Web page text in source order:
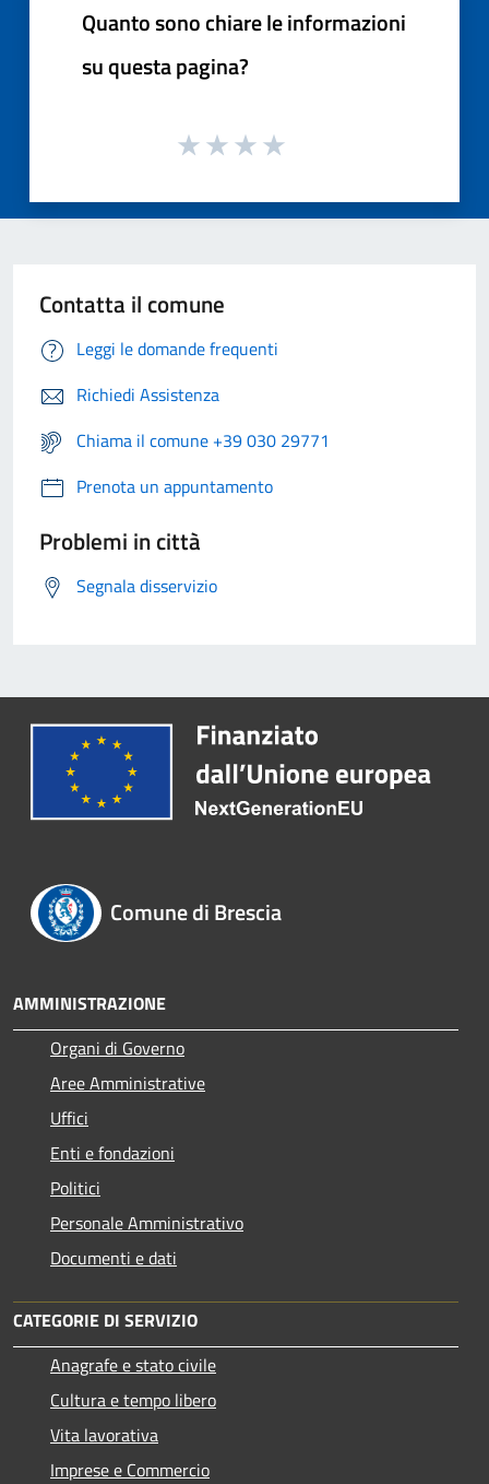
Quanto sono chiare le informazioni
su questa pagina?
Contatta il comune
Leggi le domande frequenti
Richiedi Assistenza
Chiama il comune +39 030 29771
Prenota un appuntamento
Problemi in città
Segnala disservizio
Comune di Brescia
AMMINISTRAZIONE
Organi di Governo
Aree Amministrative
Uffici
Enti e fondazioni
Politici
Personale Amministrativo
Documenti e dati
CATEGORIE DI SERVIZIO
Anagrafe e stato civile
Cultura e tempo libero
Vita lavorativa
Imprese e Commercio